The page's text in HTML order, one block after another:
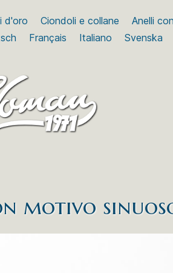
d'oro Ciondoli e collane Anelli
Français Italiano Svenska
motivo